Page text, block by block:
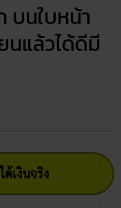
บนใบหน้า
แล้วได้ดีมี
เงินจริง